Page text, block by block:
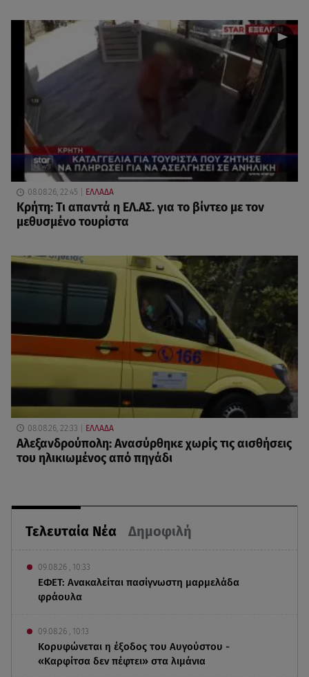
Τελευταία Νέα Δημοφιλή
09.08.26 , 10:33
ΕΦΕΤ: Ανακαλείται πασίγνωστη μαρμελάδα
φράουλα
09.08.26 , 10:13
Κορυφώνεται η έξοδος του Αυγούστου -
«Καρφίτσα δεν πέφτει» στα λιμάνια
08.08.26, 22:45 ΕΛΛΑΔΑ
Κρήτη: Τι απαντά η ΕΛ.ΑΣ. για το βίντεο με τον
μεθυσμένο τουρίστα
08.08.26, 22:33 ΕΛΛΑΔΑ
Αλεξανδρούπολη: Ανασύρθηκε χωρίς τις αισθήσεις
του ηλικιωμένος από πηγάδι